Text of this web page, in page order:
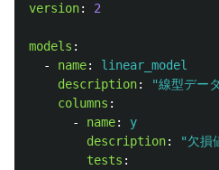
version: 2
models :
-
name:
linear_model
description: "線型デー
columns :
-
name:
y
description: "欠損
tests :